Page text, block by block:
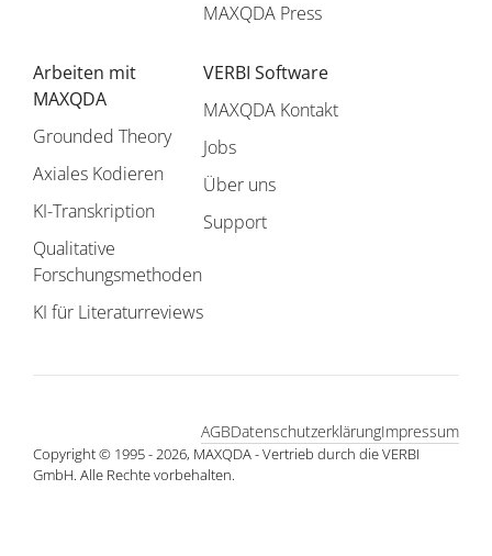
MAXQDA Press
Arbeiten mit
MAXQDA
Grounded Theory
Axiales Kodieren
KI-Transkription
Qualitative
Forschungsmethoden
KI für Literaturreviews
VERBI Software
MAXQDA Kontakt
Jobs
Über uns
Support
Copyright © 1995 - 2026, MAXQDA - Vertrieb durch die VERBI
GmbH. Alle Rechte vorbehalten.
Impressum
Datenschutzerklärung
AGB